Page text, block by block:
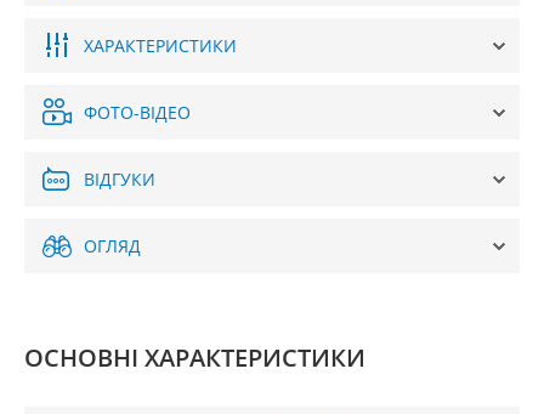
ХАРАКТЕРИСТИКИ
ФОТО-ВІДЕО
ВІДГУКИ
ОГЛЯД
ОСНОВНІ ХАРАКТЕРИСТИКИ